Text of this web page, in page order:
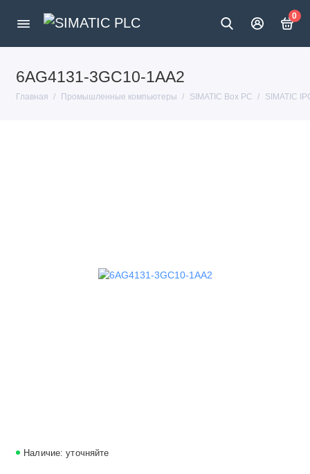
0
6AG4131-3GC10-1AA2
Главная Промышленные компьютеры SIMATIC Box PC SIMATIC
Наличие: уточняйте